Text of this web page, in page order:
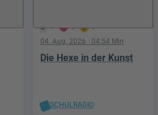
1 0 0
04. Aug. 2026 · 04:54 Min
Die Hexe in der Kunst
SCHULRADIO